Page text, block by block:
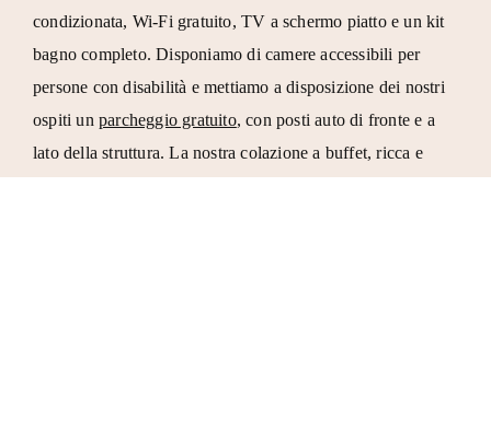
condizionata, Wi-Fi gratuito, TV a schermo piatto e un kit
bagno completo. Disponiamo di camere accessibili per
persone con disabilità e mettiamo a disposizione dei nostri
ospiti unparcheggio gratuito, con posti auto di fronte e a
lato della struttura. La nostra colazione a buffet, ricca e